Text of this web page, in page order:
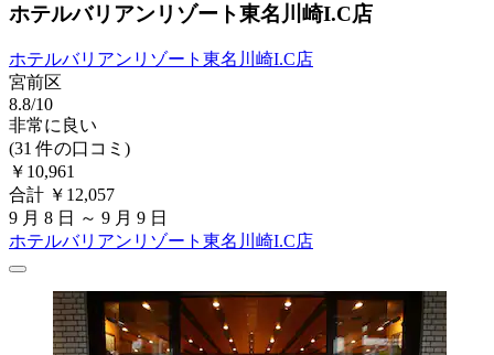
ホテルバリアンリゾート東名川崎I.C店
ホテルバリアンリゾート東名川崎I.C店
宮前区
8.8/10
非常に良い
(31 件の口コミ)
￥10,961
合計 ￥12,057
9 月 8 日 ～ 9 月 9 日
ホテルバリアンリゾート東名川崎I.C店